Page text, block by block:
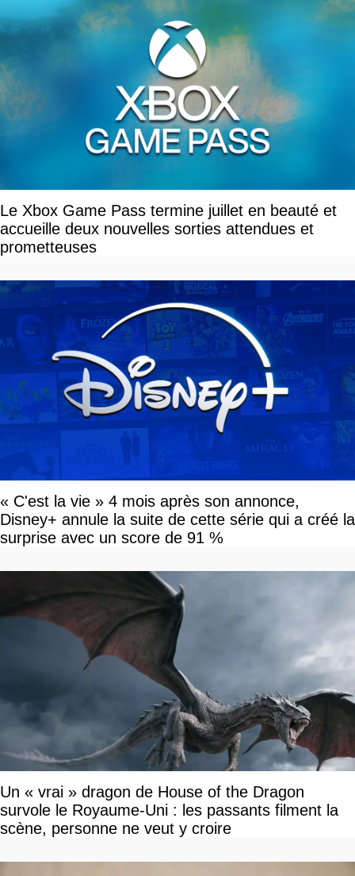
Le Xbox Game Pass termine juillet en beauté et
accueille deux nouvelles sorties attendues et
prometteuses
« C'est la vie » 4 mois après son annonce,
Disney+ annule la suite de cette série qui a créé la
surprise avec un score de 91 %
Un « vrai » dragon de House of the Dragon
survole le Royaume-Uni : les passants filment la
scène, personne ne veut y croire